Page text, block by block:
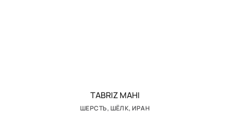
TABRIZ MAHI
ШЕРСТЬ, ШЁЛК, ИРАН